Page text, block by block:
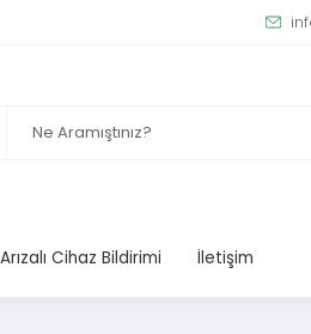
Arızalı Cihaz Bildirimi İletişim